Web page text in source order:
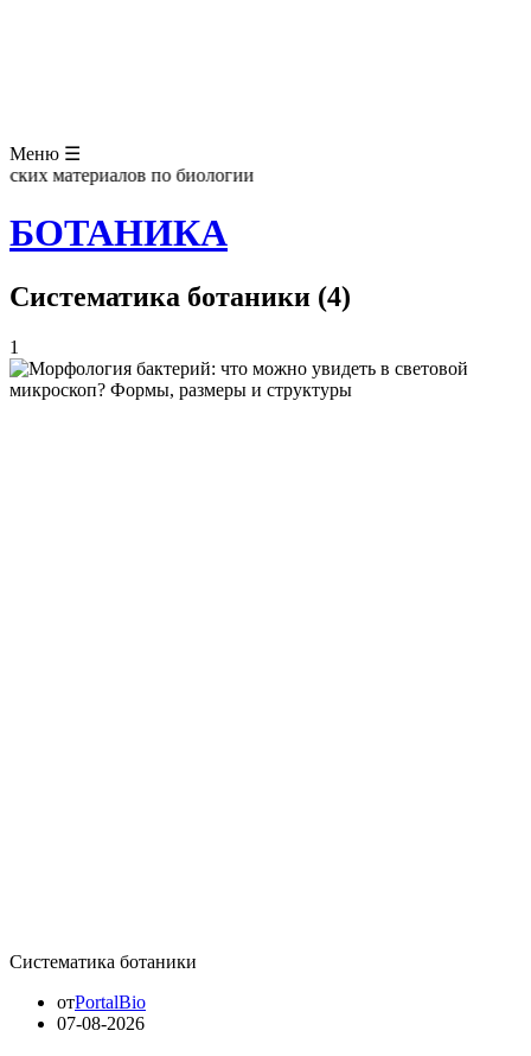
Меню ☰
материалов по биологии
БОТАНИКА
Систематика ботаники (4)
1
Систематика ботаники
отPortalBio
07-08-2026